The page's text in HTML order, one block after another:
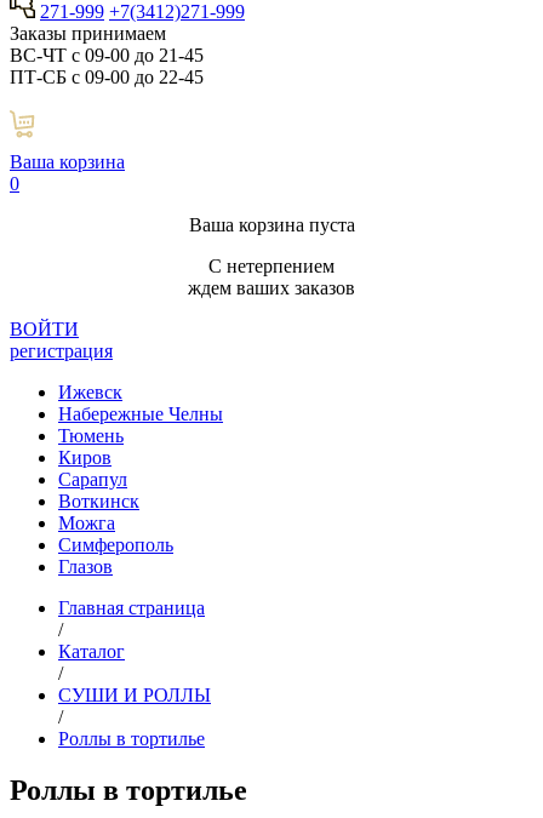
271-999 +7(3412)271-999
Заказы принимаем
ВС-ЧТ с 09-00 до 21-45
ПТ-СБ с 09-00 до 22-45
Ваша корзина
0
Ваша корзина пуста
С нетерпением
ждем ваших заказов
ВОЙТИ
регистрация
Ижевск
Набережные Челны
Тюмень
Киров
Сарапул
Воткинск
Можга
Симферополь
Глазов
Главная страница
/
Каталог
/
СУШИ И РОЛЛЫ
/
Роллы в тортилье
Роллы в тортилье